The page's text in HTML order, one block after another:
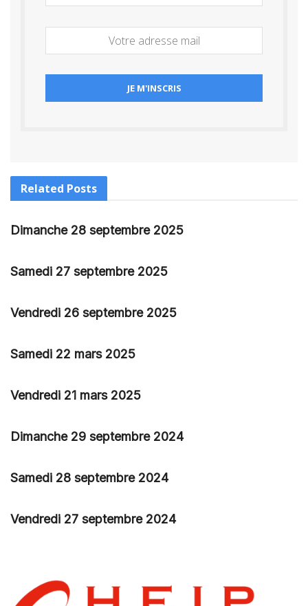
Related Posts
Dimanche 28 septembre 2025
Samedi 27 septembre 2025
Vendredi 26 septembre 2025
Samedi 22 mars 2025
Vendredi 21 mars 2025
Dimanche 29 septembre 2024
Samedi 28 septembre 2024
Vendredi 27 septembre 2024